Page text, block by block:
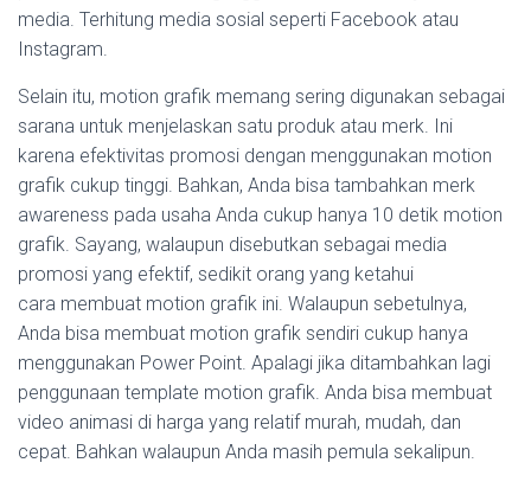
media. Terhitung media sosial seperti Facebook atau
Instagram.
Selain itu, motion grafik memang sering digunakan sebagai
sarana untuk menjelaskan satu produk atau merk. Ini
karena efektivitas promosi dengan menggunakan motion
grafik cukup tinggi. Bahkan, Anda bisa tambahkan merk
awareness pada usaha Anda cukup hanya 10 detik motion
grafik. Sayang, walaupun disebutkan sebagai media
promosi yang efektif, sedikit orang yang ketahui
cara membuat motion grafik ini. Walaupun sebetulnya,
Anda bisa membuat motion grafik sendiri cukup hanya
menggunakan Power Point. Apalagi jika ditambahkan lagi
penggunaan template motion grafik. Anda bisa membuat
video animasi di harga yang relatif murah, mudah, dan
cepat. Bahkan walaupun Anda masih pemula sekalipun.